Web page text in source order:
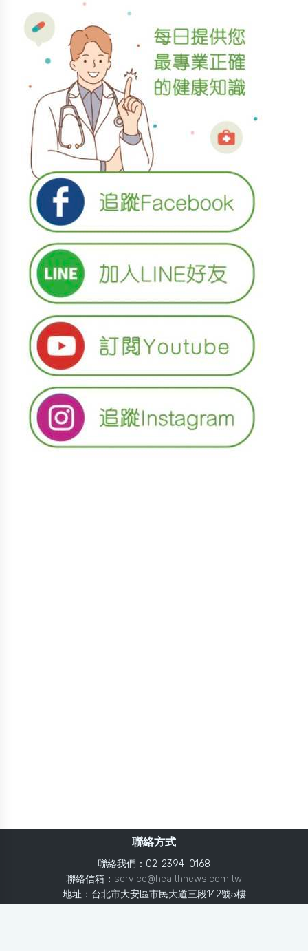
聯絡方式
聯絡我們：02-2394-0168
聯絡信箱： service@healthnews.com.tw
地址：台北市大安區市民大道三段142號5樓